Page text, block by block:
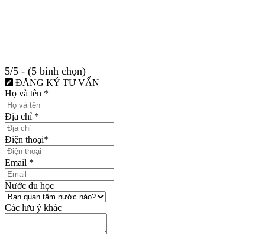
5/5 - (5 bình chọn)
ĐĂNG KÝ TƯ VẤN
Họ và tên *
Địa chỉ *
Điện thoại*
Email *
Nước du học
Các lưu ý khác